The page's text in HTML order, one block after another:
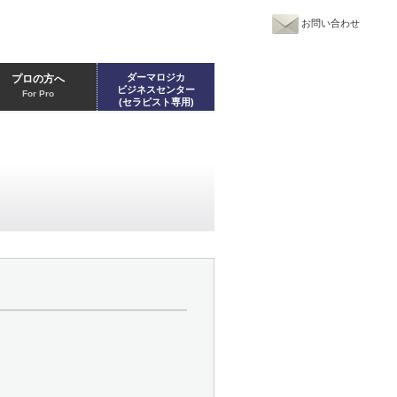
お問い合わせ
プロの方へ
For Pro
ダーマロジカ
ビジネスセンター
(セラピスト専用)